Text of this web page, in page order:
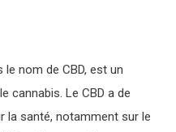
nom de CBD, est un
cannabis. Le CBD a de
la santé, notamment sur le